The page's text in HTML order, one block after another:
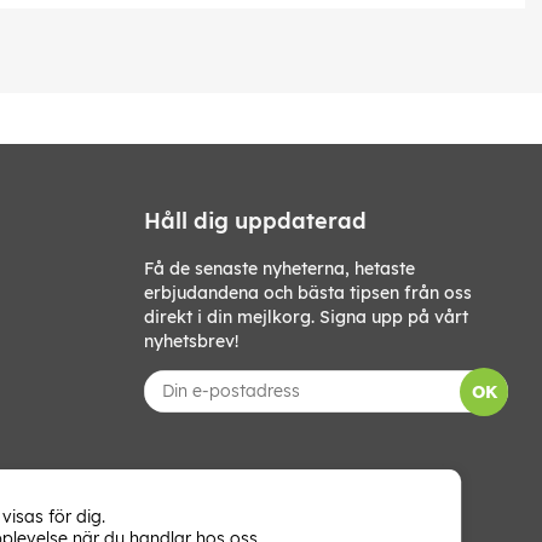
Håll dig uppdaterad
Få de senaste nyheterna, hetaste
erbjudandena och bästa tipsen från oss
direkt i din mejlkorg. Signa upp på vårt
nyhetsbrev!
OK
för dig.